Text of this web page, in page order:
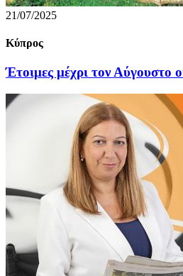
21/07/2025
Κύπρος
Έτοιμες μέχρι τον Αύγουστο